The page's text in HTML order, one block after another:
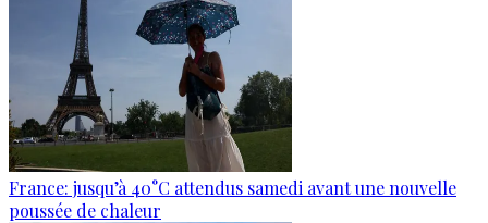
France: jusqu’à 40°C attendus samedi avant une nouvelle
poussée de chaleur